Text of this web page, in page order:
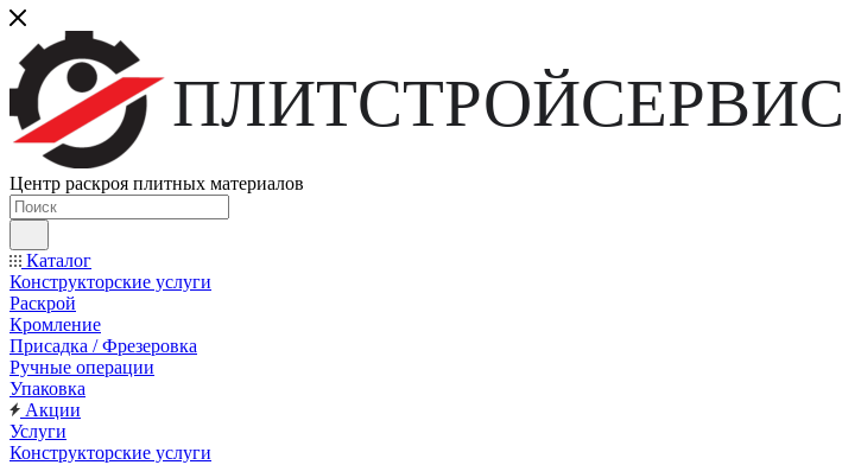
ПЛИТСТРОЙСЕРВИС
Центр раскроя плитных материалов
Каталог
Конструкторские услуги
Раскрой
Кромление
Присадка / Фрезеровка
Ручные операции
Упаковка
Акции
Услуги
Конструкторские услуги